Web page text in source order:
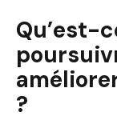
Qu’est-
?